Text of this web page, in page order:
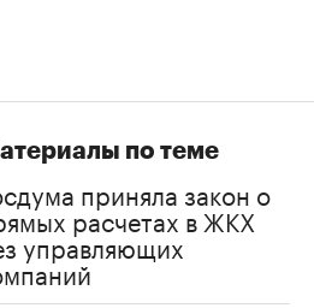
по теме
приняла закон о
расчетах в ЖКХ
управляющих